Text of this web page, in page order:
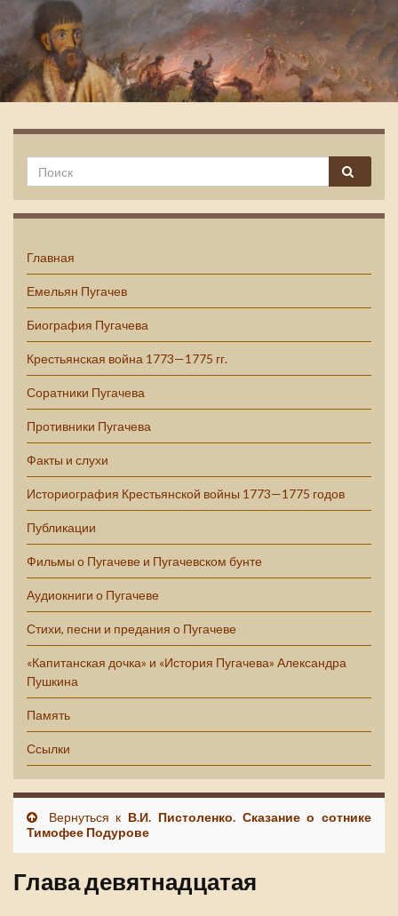
Емельян Пугачев
Главная
Емельян Пугачев
Биография Пугачева
Крестьянская война 1773—1775 гг.
Соратники Пугачева
Противники Пугачева
Факты и слухи
Историография Крестьянской войны 1773—1775 годов
Публикации
Фильмы о Пугачеве и Пугачевском бунте
Аудиокниги о Пугачеве
Стихи, песни и предания о Пугачеве
«Капитанская дочка» и «История Пугачева» Александра
Пушкина
Память
Ссылки
Вернуться к В.И. Пистоленко. Сказание о сотнике
Тимофее Подурове
Глава девятнадцатая